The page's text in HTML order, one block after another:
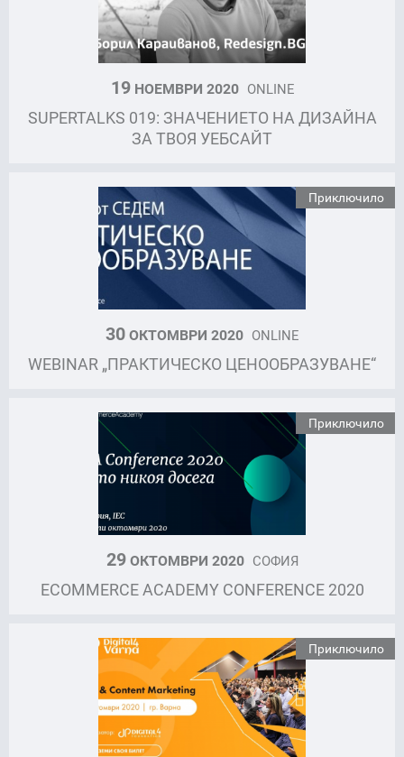
19НОЕМВРИ 2020 ONLINE
SUPERTALKS 019: ЗНАЧЕНИЕТО НА ДИЗАЙНА
ЗА ТВОЯ УЕБСАЙТ
Приключило
30ОКТОМВРИ 2020 ONLINE
WEBINAR „ПРАКТИЧЕСКО ЦЕНООБРАЗУВАНЕ“
Приключило
29ОКТОМВРИ 2020 СОФИЯ
ECOMMERCE ACADEMY CONFERENCE 2020
Приключило